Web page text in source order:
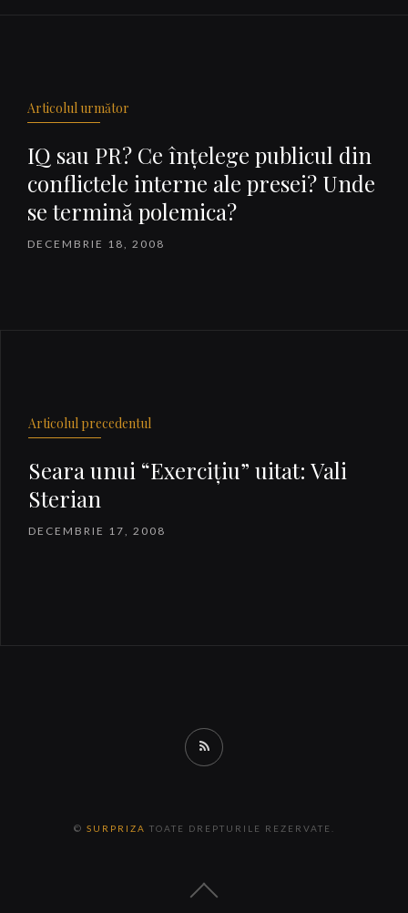
Articolul următor
IQ sau PR? Ce înţelege publicul din
conflictele interne ale presei? Unde
se termină polemica?
DECEMBRIE 18, 2008
Articolul precedentul
Seara unui “Exerciţiu” uitat: Vali
Sterian
DECEMBRIE 17, 2008
RSS
© SURPRIZA TOATE DREPTURILE REZERVATE.
Back